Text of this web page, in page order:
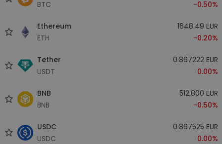
BTC
-0.50%
Ethereum
ETH
1648.49 EUR
-0.20%
Tether
USDT
0.867222 EUR
0.00%
BNB
BNB
512.800 EUR
-0.50%
USDC
USDC
0.867525 EUR
0.00%